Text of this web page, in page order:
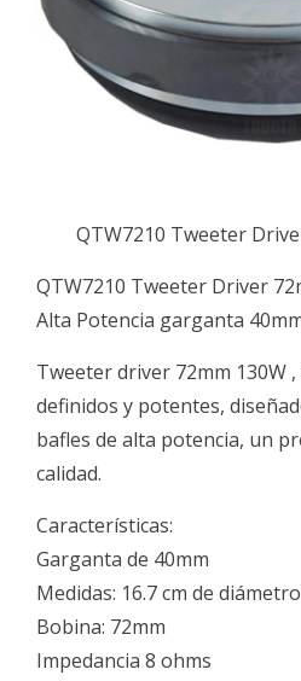
QTW7210 Tweeter
QTW7210 Tweeter Driver
Alta Potencia garganta
Tweeter driver 72mm 130W
definidos y potentes,
bafles de alta potencia, un
calidad.
Características:
Garganta de 40mm
Medidas: 16.7 cm de
Bobina: 72mm
Impedancia 8 ohms